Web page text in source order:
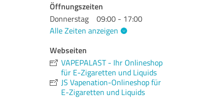
Öffnungszeiten
Donnerstag
09:00 - 17:00
Alle Zeiten anzeigen
Webseiten
VAPEPALAST - Ihr Onlineshop
für E-Zigaretten und Liquids
JS Vapenation-Onlineshop für
E-Zigaretten und Liquids